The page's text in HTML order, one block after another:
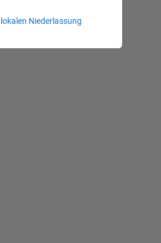
Niederlassung